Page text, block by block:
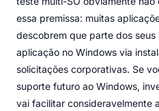
essa premissa: muitas
descobrem que parte dos seus
aplicação no Windows via
solicitações corporativas. Se
suporte futuro ao Windows,
vai facilitar consideravelmente